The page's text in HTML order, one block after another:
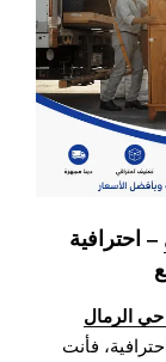
– احترافية
الرمال
فأنت